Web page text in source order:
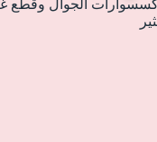
الجوال وقطع